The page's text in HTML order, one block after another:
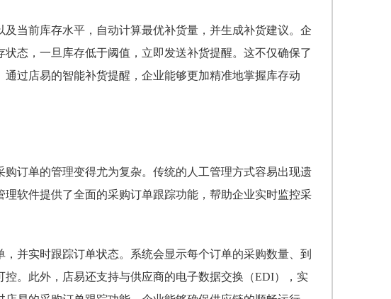
当前库存水平，自动计算最优补货量，并生成补货建议。企
态，一旦库存低于阈值，立即发送补货提醒。这不仅确保了
过店易的智能补货提醒，企业能够更加精准地掌握库存动
订单的管理变得尤为复杂。传统的人工管理方式容易出现遗
软件提供了全面的采购订单跟踪功能，帮助企业实时监控采
并实时跟踪订单状态。系统会显示每个订单的采购数量、到
。此外，店易还支持与供应商的电子数据交换（EDI），实